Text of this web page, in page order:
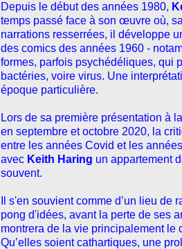
Depuis le début des années 1980,
temps passé face à son œuvre où,
narrations resserrées, il développe
des comics des années 1960 -
formes, parfois psychédéliques, qui
bactéries, voire virus. Une
époque particulière.
Lors de sa première présentation à
en septembre et octobre 2020, la
entre les années Covid et les
avec Keith Haring un appartement
souvent.
Il s'en souvient comme d’un lieu
pong d'idées, avant la perte de ses
montrera de la vie principalement le
Qu’elles soient cathartiques, une